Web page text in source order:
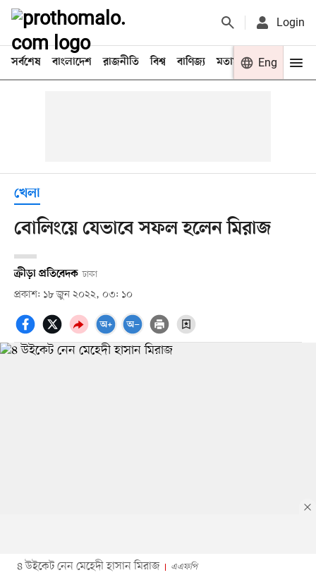
Login
সর্বশেষ বাংলাদেশ রাজনীতি বিশ্ব বাণিজ্য মতামত খেলা
Eng
খেলা
বোলিংয়ে যেভাবে সফল হলেন মিরাজ
ক্রীড়া প্রতিবেদক ঢাকা
প্রকাশ: ১৮ জুন ২০২২, ০৩: ১০
৪ উইকেট নেন মেহেদী হাসান মিরাজ এএফপি